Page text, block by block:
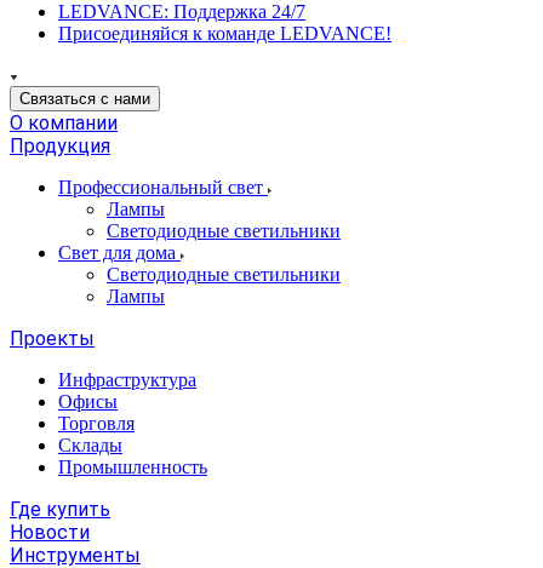
LEDVANCE: Поддержка 24/7
Присоединяйся к команде LEDVANCE!
Связаться с нами
О компании
Продукция
Профессиональный свет
Лампы
Светодиодные светильники
Свет для дома
Светодиодные светильники
Лампы
Проекты
Инфраструктура
Офисы
Торговля
Склады
Промышленность
Где купить
Новости
Инструменты